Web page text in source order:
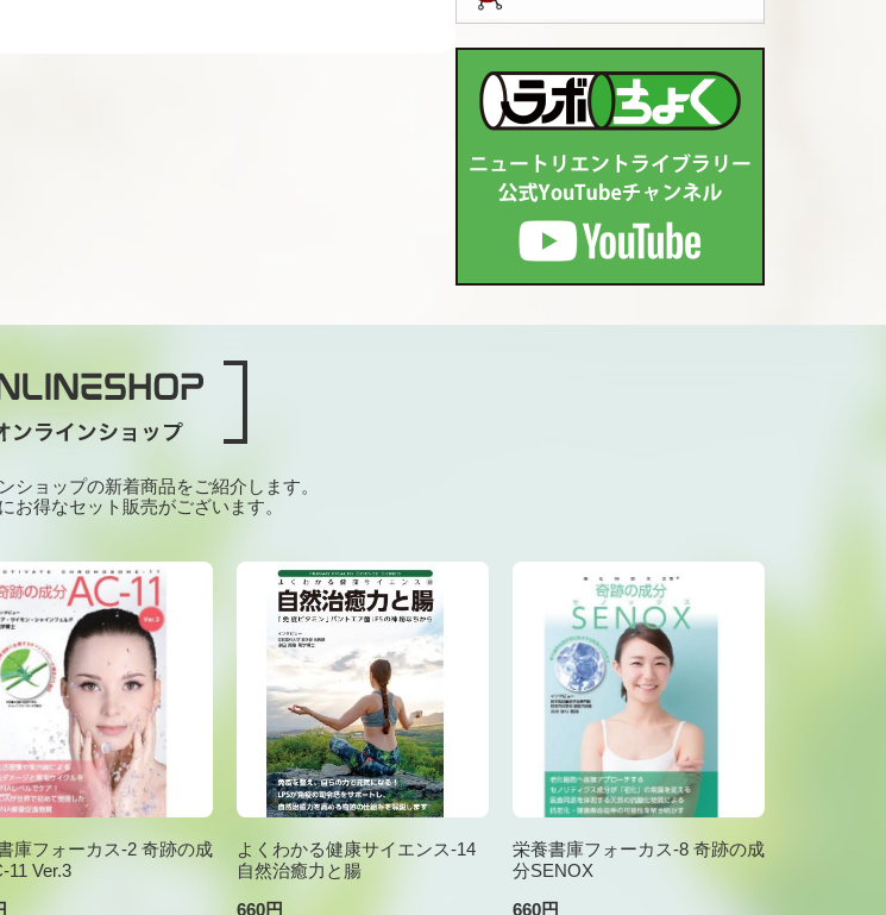
ショップの新着商品をご紹介します。
お得なセット販売がございます。
庫フォーカス-2 奇跡の成
11 Ver.3
よくわかる健康サイエンス-14
自然治癒力と腸
660円
栄養書庫フォーカス-8 奇跡の成
分SENOX
660円